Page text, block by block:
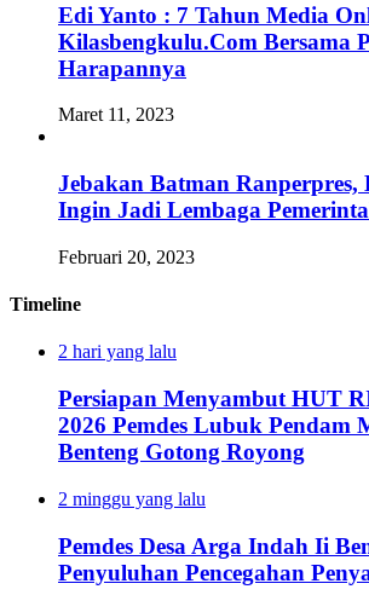
Edi Yanto : 7 Tahun Media
Kilasbengkulu.Com Bersama
Harapannya
Maret 11, 2023
Jebakan Batman Ranperpres,
Ingin Jadi Lembaga
Februari 20, 2023
Timeline
2 hari yang lalu
Persiapan Menyambut HUT
2026 Pemdes Lubuk Pendam
Benteng Gotong Royong
2 minggu yang lalu
Pemdes Desa Arga Indah Ii
Penyuluhan Pencegahan